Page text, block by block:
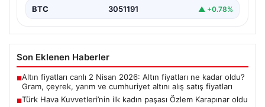
BTC 3051191 ▲ +0.78%
Son Eklenen Haberler
■Altın fiyatları canlı 2 Nisan 2026: Altın fiyatları ne kadar oldu?
Gram, çeyrek, yarım ve cumhuriyet altını alış satış fiyatları
■Türk Hava Kuvvetleri’nin ilk kadın paşası Özlem Karapınar oldu